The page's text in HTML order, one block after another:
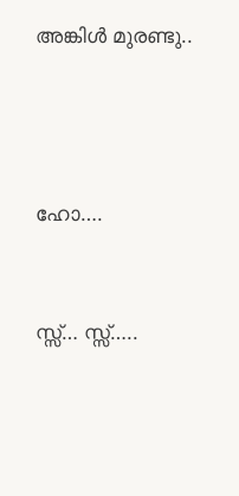
അങ്കിൾ മുരണ്ടു..
ഹോ….
സ്സ്… സ്സ്…..